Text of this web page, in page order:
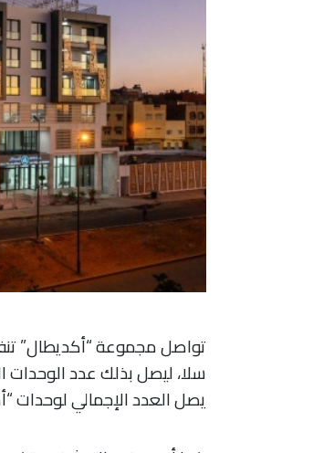
تواصل مجموعة “أكديطال”
يصل العدد الإجمالي لوحدات “أكديطال” إلى 17